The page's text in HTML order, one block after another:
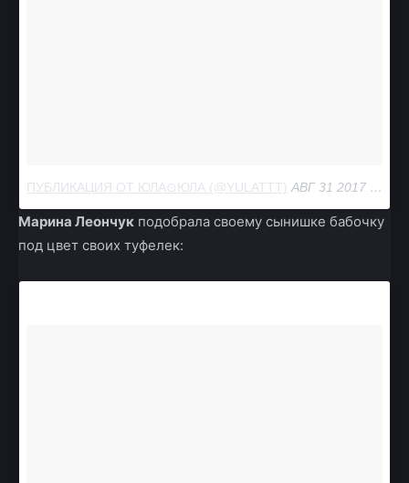
ПУБЛИКАЦИЯ ОТ ЮЛА⊙ЮЛА (@YULATTT) АВГ 31 2017 В 11:21 PDT
Марина Леончук подобрала своему сынишке бабочку
под цвет своих туфелек: